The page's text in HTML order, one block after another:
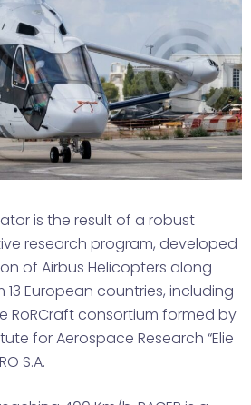
is the result of a robust
research program, developed
of Airbus Helicopters along
European countries, including
RoRCraft consortium formed by
for Aerospace Research “Elie
S.A.